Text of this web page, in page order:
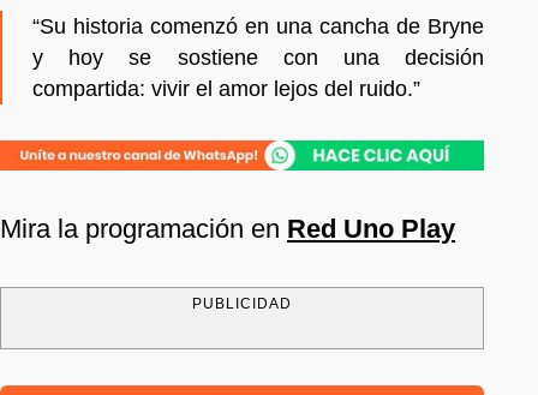
“Su historia comenzó en una cancha de Bryne
y hoy se sostiene con una decisión
compartida: vivir el amor lejos del ruido.”
Mira la programación en Red Uno Play
PUBLICIDAD